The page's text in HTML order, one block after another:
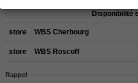
Disponibilité
store WBS Cherbourg
store WBS Roscoff
Rappel